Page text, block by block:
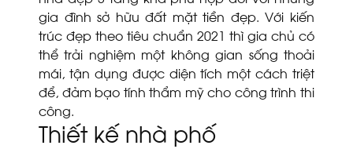
gia đình sở hữu đất mặt tiền đẹp. Với kiến
trúc đẹp theo tiêu chuẩn 2021 thì gia chủ có
thể trải nghiệm một không gian sống thoải
mái, tận dụng được diện tích một cách triệt
để, đảm bạo tính thẩm mỹ cho công trình thi
công.
Thiết kế nhà phố